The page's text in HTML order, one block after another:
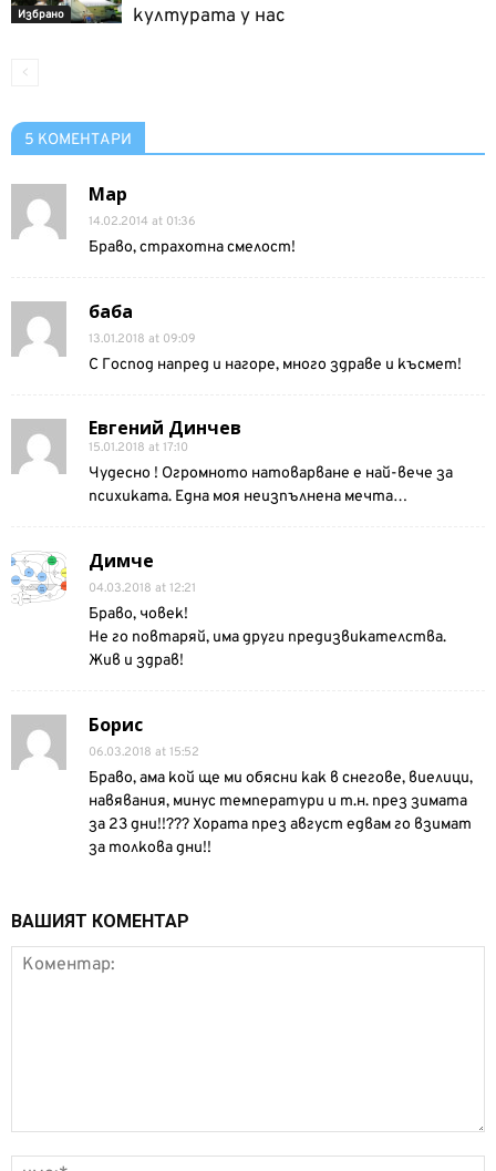
Избрано
културата у нас
5 КОМЕНТАРИ
Мар
14.02.2014 at 01:36
Браво, страхотна смелост!
баба
13.01.2018 at 09:09
С Господ напред и нагоре, много здраве и късмет!
Евгений Динчев
15.01.2018 at 17:10
Чудесно ! Огромното натоварване е най-вече за
психиката. Една моя неизпълнена мечта…
Димче
04.03.2018 at 12:21
Браво, човек!
Не го повтаряй, има други предизвикателства.
Жив и здрав!
Борис
06.03.2018 at 15:52
Браво, ама кой ще ми обясни как в снегове, виелици,
навявания, минус температури и т.н. през зимата
за 23 дни!!??? Хората през август едвам го взимат
за толкова дни!!
ВАШИЯТ КОМЕНТАР